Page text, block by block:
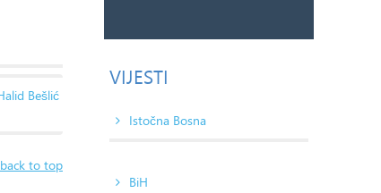
Bešlić
back to top
VIJESTI
Istočna Bosna
BiH